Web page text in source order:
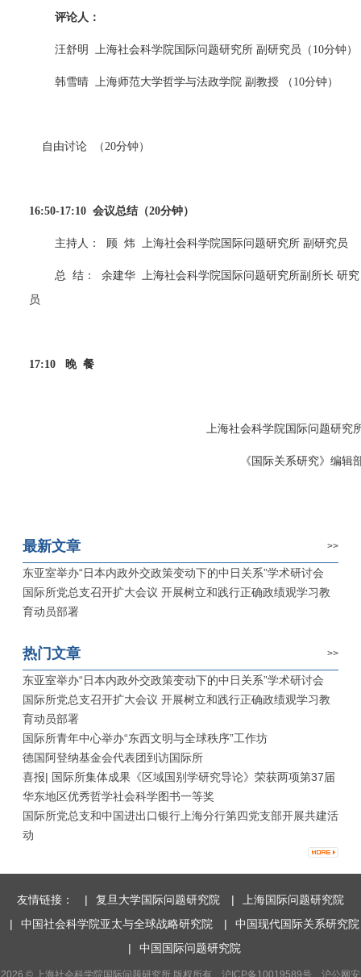
评论人：
汪舒明 上海社会科学院国际问题研究所 副研究员（ 10分钟）
韩雪晴 上海师范大学哲学与法政学院 副教授 （ 10分钟）
自由讨论 （20分钟）
16:50-17:10 会议总结（20分钟）
主持人： 顾 炜 上海社会科学院国际问题研究所 副研究员
总 结： 余建华 上海社会科学院国际问题研究所副所长 研究
员
17:10 晚 餐
上海社会科学院国际问题研究
《国际关系研究》编辑
最新文章 >>
东亚室举办“日本内政外交政策变动下的中日关系”学术研讨会
国际所党总支召开扩大会议 开展树立和践行正确政绩观学习教
育动员部署
热门文章 >>
东亚室举办“日本内政外交政策变动下的中日关系”学术研讨会
国际所党总支召开扩大会议 开展树立和践行正确政绩观学习教
育动员部署
国际所青年中心举办“东西文明与全球秩序”工作坊
德国阿登纳基金会代表团到访国际所
喜报| 国际所集体成果《区域国别学研究导论》荣获两项第37届
华东地区优秀哲学社会科学图书一等奖
国际所党总支和中国进出口银行上海分行第四党支部开展共建活
动
友情链接： | 复旦大学国际问题研究院 |
上海国际问题研究院
|
中国社会科学院亚太与全球战略研究院 |
中国现代国际关系研究院
|
中国国际问题研究院
2026 © 上海社会科学院国际问题研究所 版权所有 沪ICP备10019589号 沪公网安